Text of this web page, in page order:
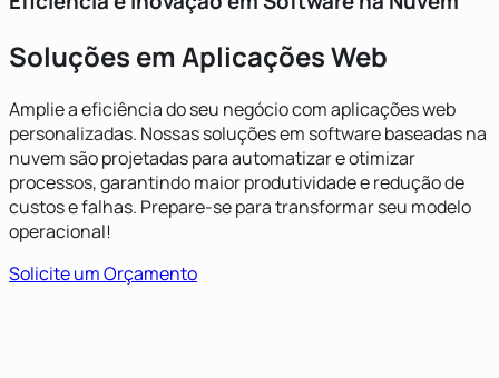
Soluções em Aplicações Web
Amplie a eficiência do seu negócio com aplicações web
personalizadas. Nossas soluções em software baseadas na
nuvem são projetadas para automatizar e otimizar
processos, garantindo maior produtividade e redução de
custos e falhas. Prepare-se para transformar seu modelo
operacional!
Solicite um Orçamento